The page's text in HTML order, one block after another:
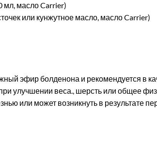
масло Carrier)
или кунжутное масло, масло Carrier)
эфир болденона и рекомендуется в
улучшении веса., шерсть или общее
или может возникнуть в результате